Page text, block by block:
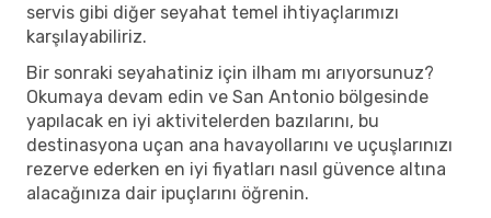
servis gibi diğer seyahat temel ihtiyaçlarımızı
karşılayabiliriz.
Bir sonraki seyahatiniz için ilham mı arıyorsunuz?
Okumaya devam edin ve San Antonio bölgesinde
yapılacak en iyi aktivitelerden bazılarını, bu
destinasyona uçan ana havayollarını ve uçuşlarınızı
rezerve ederken en iyi fiyatları nasıl güvence altına
alacağınıza dair ipuçlarını öğrenin.